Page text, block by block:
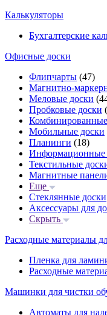
Калькуляторы
Бухгалтерские
Офисные доски
Флипчарты (47)
Магнитно-
Меловые доски
Пробковые доски
Мобильные доски
Планинги (18)
Информационные
Текстильные
Магнитные
Еще
Стеклянные доски
Аксессуары для
Скрыть
Расходные материалы
Пленка для
Расходные
Машинки для чистки
Автоматы для